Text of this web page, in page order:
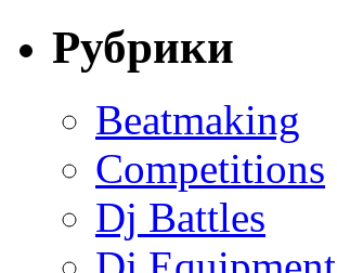
Рубрики
Beatmaking
Competitions
Dj Battles